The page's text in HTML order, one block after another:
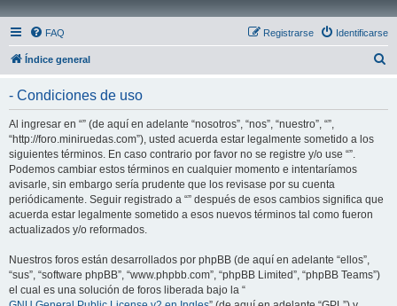
FAQ Identificarse
Registrarse
Índice general
- Condiciones de uso
Al ingresar en “” (de aquí en adelante “nosotros”, “nos”, “nuestro”, “”,
“http://foro.miniruedas.com”), usted acuerda estar legalmente sometido a los
siguientes términos. En caso contrario por favor no se registre y/o use “”.
Podemos cambiar estos términos en cualquier momento e intentaríamos
avisarle, sin embargo sería prudente que los revisase por su cuenta
periódicamente. Seguir registrado a “” después de esos cambios significa que
acuerda estar legalmente sometido a esos nuevos términos tal como fueron
actualizados y/o reformados.
Nuestros foros están desarrollados por phpBB (de aquí en adelante “ellos”,
“sus”, “software phpBB”, “www.phpbb.com”, “phpBB Limited”, “phpBB Teams”)
el cual es una solución de foros liberada bajo la “